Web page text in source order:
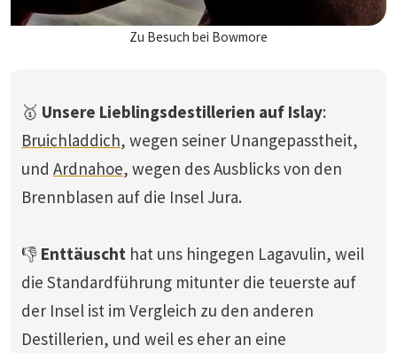
Zu Besuch bei Bowmore
🥇 Unsere Lieblingsdestillerien auf Islay:
Bruichladdich, wegen seiner Unangepasstheit,
und Ardnahoe, wegen des Ausblicks von den
Brennblasen auf die Insel Jura.
👎 Enttäuscht hat uns hingegen Lagavulin, weil
die Standardführung mitunter die teuerste auf
der Insel ist im Vergleich zu den anderen
Destillerien, und weil es eher an eine